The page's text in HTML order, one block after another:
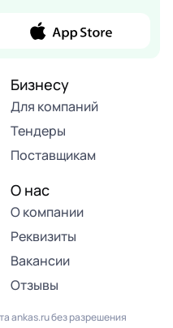
Бизнесу
Для компаний
Тендеры
Поставщикам
О нас
О компании
Реквизиты
Вакансии
Отзывы
ankas.ru без разрешения